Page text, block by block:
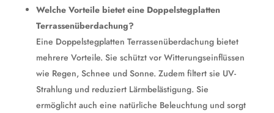
Welche Vorteile bietet eine Doppelstegplatten
Terrassenüberdachung?
Eine Doppelstegplatten Terrassenüberdachung bietet
mehrere Vorteile. Sie schützt vor Witterungseinflüssen
wie Regen, Schnee und Sonne. Zudem filtert sie UV-
Strahlung und reduziert Lärmbelästigung. Sie
ermöglicht auch eine natürliche Beleuchtung und sorgt